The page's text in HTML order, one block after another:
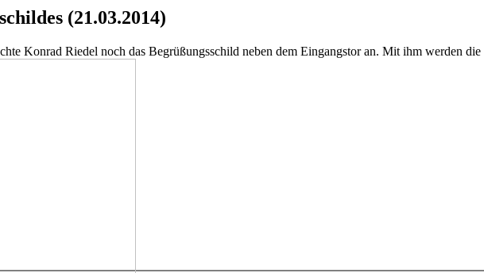
(21.03.2014)
Konrad Riedel noch das Begrüßungsschild neben dem Eingangstor an. Mit ihm werden